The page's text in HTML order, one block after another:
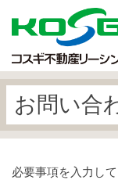
お問い合
必要事項を入力して